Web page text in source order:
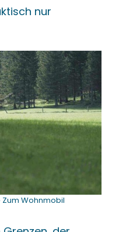
nur
Wohnmobil